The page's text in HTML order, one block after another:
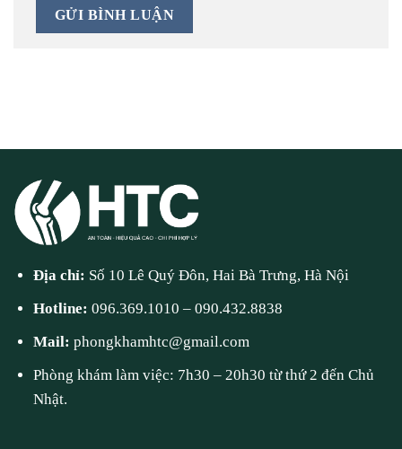
Địa chỉ: Số 10 Lê Quý Đôn, Hai Bà Trưng, Hà Nội
Hotline:096.369.1010 –090.432.8838
Mail:phongkhamhtc@gmail.com
Phòng khám làm việc: 7h30 – 20h30 từ thứ 2 đến Chủ
Nhật.